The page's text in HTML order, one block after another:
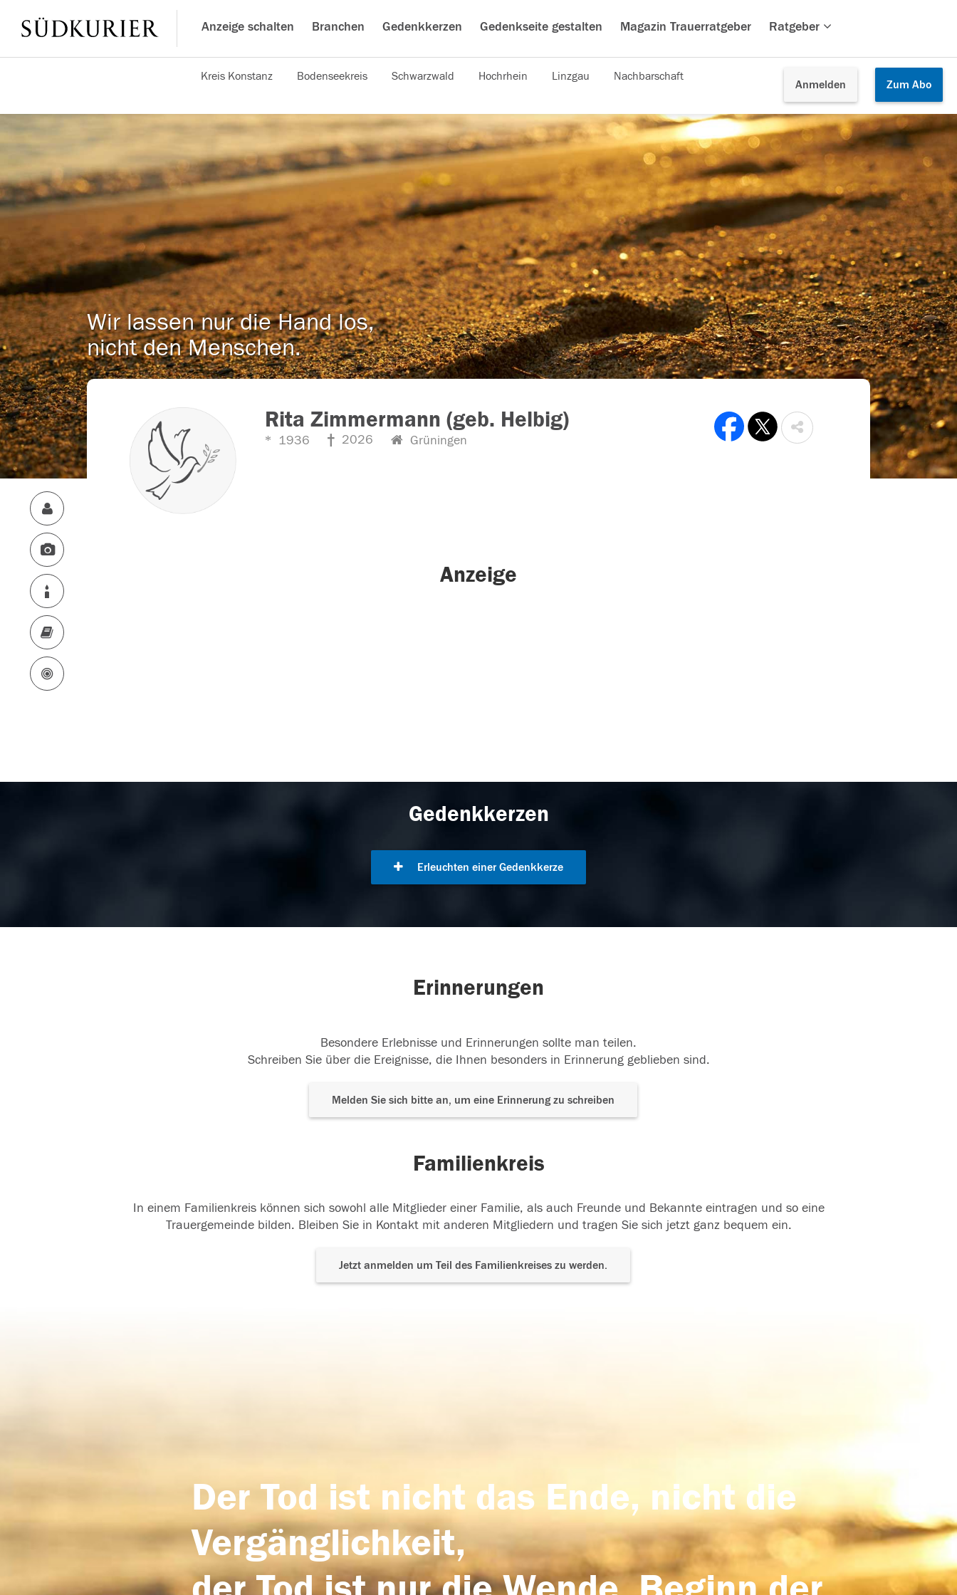
Anzeige schalten Branchen Gedenkkerzen Gedenkseite gestalten Magazin Trauerratgeber Ratgeber
Anmelden Zum Abo
Kreis Konstanz Bodenseekreis Schwarzwald Hochrhein Linzgau Nachbarschaft
Wir lassen nur die Hand los,
nicht den Menschen.
Rita Zimmermann (geb. Helbig)
1936 2026 Grüningen
Anzeige
Gedenkkerzen
Erleuchten einer Gedenkkerze
Erinnerungen
Besondere Erlebnisse und Erinnerungen sollte man teilen.
Schreiben Sie über die Ereignisse, die Ihnen besonders in Erinnerung geblieben sind.
Melden Sie sich bitte an, um eine Erinnerung zu schreiben
Familienkreis
In einem Familienkreis können sich sowohl alle Mitglieder einer Familie, als auch Freunde und Bekannte eintragen und so eine
Trauergemeinde bilden. Bleiben Sie in Kontakt mit anderen Mitgliedern und tragen Sie sich jetzt ganz bequem ein.
Jetzt anmelden um Teil des Familienkreises zu werden.
Der Tod ist nicht das Ende, nicht die
Vergänglichkeit,